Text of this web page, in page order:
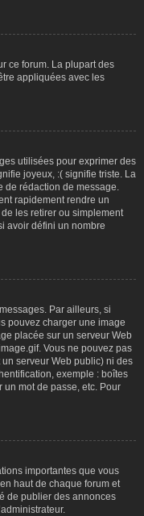
ce forum. La plupart des
appliquées avec les
utilisées pour exprimer des
joyeux, :( signifie triste. La
rédaction de message.
rapidement rendre un
les retirer ou simplement
avoir défini un nombre
Par ailleurs, si
pouvez charger une image
placée sur un serveur Web
Vous ne pouvez pas
serveur Web public) ni des
exemple : boîtes
un mot de passe, etc. Pour
importantes que vous
haut de chaque forum et
de publier des annonces